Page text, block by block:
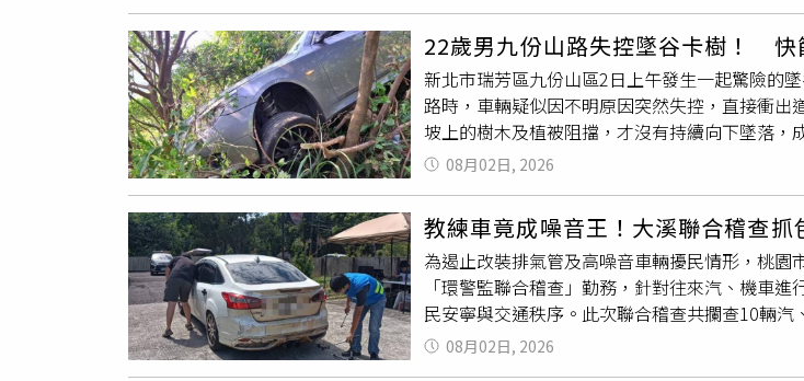
場蒐證，並調閱行車紀錄器及沿線監視器畫面
出時已無生命跡象 同車女子重傷
22歲男九份山路失控墜谷卡樹！ 快
新北市瑞芳區九份山區2日上午發生一起驚險的
路時，車輛疑似因不明原因突然失控，直接衝
坡上的樹木及植被阻擋，才沒有持續向下墜落
於上午6時34分，接獲民眾報案後立即派遣瑞芳
姓男子意識清楚，身體並無重大外傷，但精神
形，引起警方高度警覺。經警方向宋男說明相關
篩。檢測結果顯示，宋男對苯二氮平類（
睡、反應遲鈍、注意力下降及判斷能力受影響
嫌公共危險罪將宋男帶回派出所製作筆錄，並
同時釐清事故真正原因。全案後續將依法移送基
類藥物雖可能是醫師合法處方的鎮靜安眠或抗焦
08月02日, 2026
教練車竟成噪音王！大溪聯合稽查
為遏止改裝排氣管及高噪音車輛擾民情形，桃
「環警監聯合稽查」勤務，針對往來汽、機車進
民安寧與交通秩序。此次聯合稽查共攔查10輛汽
開立告發單，總計裁罰金額達新臺幣1萬800元
噪音值高達99分貝，超出法定標準93
08月02日, 2026